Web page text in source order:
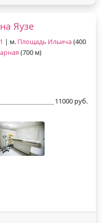
Яузе
| м. Площадь Ильича (400
(700 м)
11000 руб.